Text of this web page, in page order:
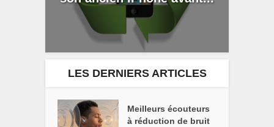
LES DERNIERS ARTICLES
Meilleurs écouteurs
à réduction de bruit